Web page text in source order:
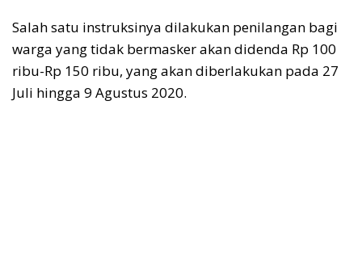
Salah satu instruksinya dilakukan penilangan bagi
warga yang tidak bermasker akan didenda Rp 100
ribu-Rp 150 ribu, yang akan diberlakukan pada 27
Juli hingga 9 Agustus 2020.